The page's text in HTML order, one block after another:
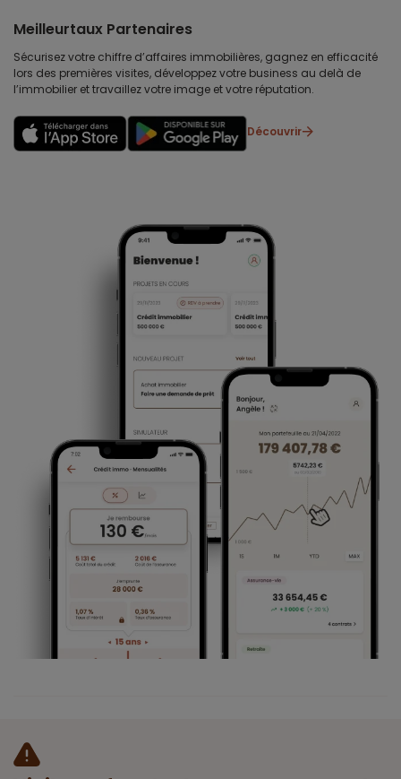
Meilleurtaux Partenaires
Sécurisez votre chiffre d’affaires immobilières, gagnez en efficacité
lors des premières visites, développez votre business au delà de
l’immobilier et travaillez votre image et votre réputation.
Découvrir